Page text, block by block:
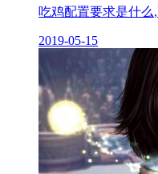
吃鸡配置要求是什
2019-05-15